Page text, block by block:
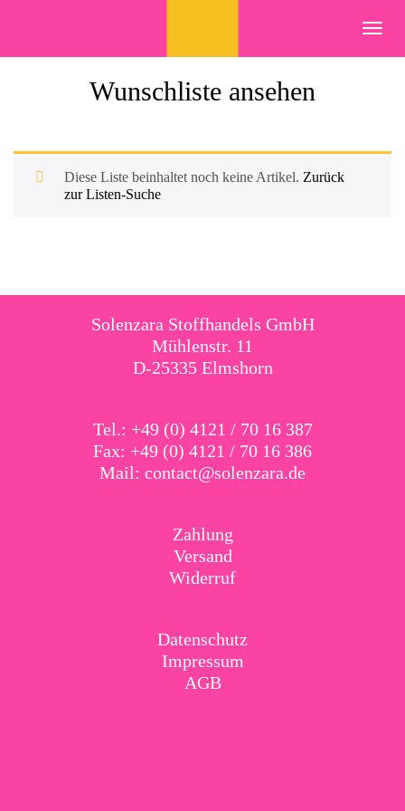
Wunschliste ansehen
Diese Liste beinhaltet noch keine Artikel. Zurück
zur Listen-Suche
Solenzara Stoffhandels GmbH
Mühlenstr. 11
D-25335 Elmshorn
Tel.: +49 (0) 4121 / 70 16 387
Fax: +49 (0) 4121 / 70 16 386
Mail: contact@solenzara.de
Zahlung
Versand
Widerruf
Datenschutz
Impressum
AGB